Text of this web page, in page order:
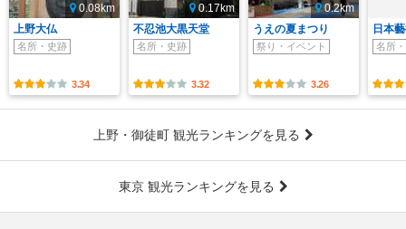
0.08km
上野大仏
名所・史跡
3.34
0.17km
不忍池大黒天堂
名所・史跡
3.32
0.2km
うえの夏まつり
祭り・イベント
3.26
日本
名所
上野・御徒町 観光ランキングを見る
東京 観光ランキングを見る